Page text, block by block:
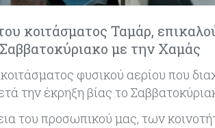
κοιτάσματος Ταμάρ,
με την Χαμάς
φυσικού αερίου που
την έκρηξη βίας το
του προσωπικού μας, των